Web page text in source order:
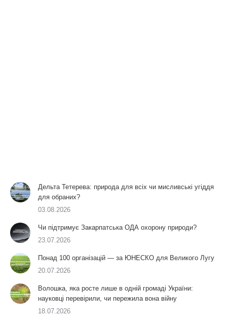
Дельта Тетерева: природа для всіх чи мисливські угіддя
для обраних?
03.08.2026
Чи підтримує Закарпатська ОДА охорону природи?
23.07.2026
Понад 100 організацій — за ЮНЕСКО для Великого Лугу
20.07.2026
Волошка, яка росте лише в одній громаді України:
науковці перевірили, чи пережила вона війну
18.07.2026